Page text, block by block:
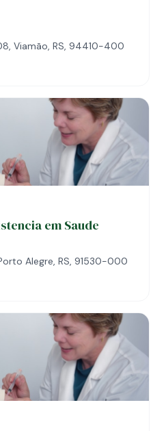
Viamão, RS, 94410-400
em Saude
Alegre, RS, 91530-000